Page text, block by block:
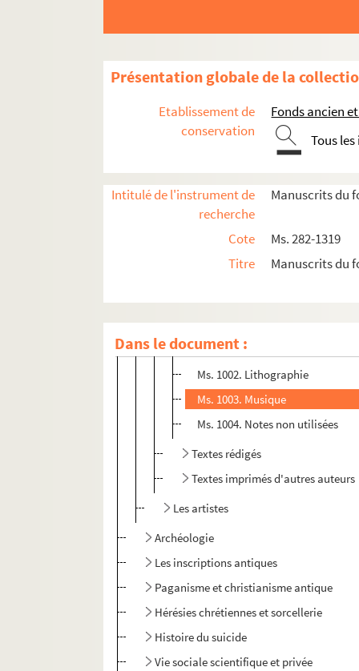
Présentation globale de la
Etablissement de
conservation
Fonds ancien
Tous
Intitulé de l'instrument de
recherche
Manuscrits du
Cote
Ms. 282-1319
Titre
Manuscrits du
Dans le document :
Ms. 990. Peinture sur verre
Ms. 992. Miniatures et
Ms. 993. Sculpture
Ms. 995. Céramique
Ms. 1001. Tapisseries
Ms. 1002. Lithographie
Ms. 1003. Musique
Ms. 1004. Notes non utilisées
Textes rédigés
Textes imprimés d'autres auteurs
Les artistes
Archéologie
Les inscriptions antiques
Paganisme et christianisme antique
Hérésies chrétiennes et sorcellerie
Histoire du suicide
Vie sociale scientifique et privée